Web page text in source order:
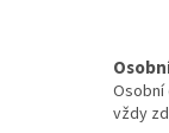
Osobní
vždy